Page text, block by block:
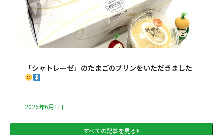
「シャトレーゼ」のたまごのプリンをいただきました
2026年6月1日
すべての記事を見る